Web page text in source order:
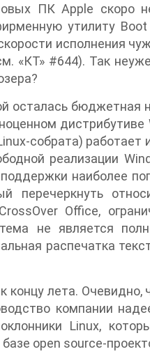
ПК Apple скоро
утилиту
исполнения
«КТ» #644). Так
осталась бюджетная
дистрибутиве
собрата) работает
реализации
наиболее
перечеркнуть
Office,
не является
распечатка
концу лета. Очевидно,
компании
Linux,
open source-